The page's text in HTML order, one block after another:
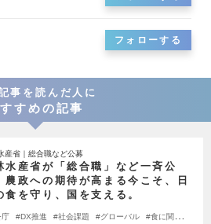
フォローする
事を読んだ人に
すめの記事
産省｜総合職など公募
水産省が「総合職」など一斉公
農政への期待が高まる今こそ、日
食を守り、国を支える。
DX推進 社会課題 グローバル
食に関わる